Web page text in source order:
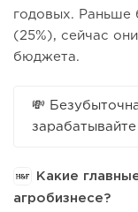
годовых. Раньше
(25%), сейчас
бюджета.
💸
Какие
агробизнесе?